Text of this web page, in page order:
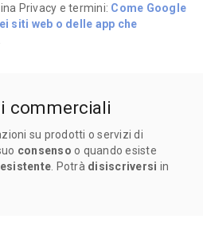
Privacy e termini: Come Google
siti web o delle app che
commerciali
su prodotti o servizi di
consenso o quando esiste
. Potrà disiscriversi in